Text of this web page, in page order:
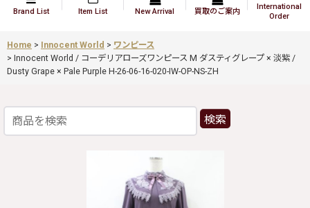
Brand List Item List New Arrival 買取のご案内
International
Order
Home > Innocent World > ワンピース
> Innocent World / コーデリアローズワンピース M ダスティグレープ × 淡紫 /
Dusty Grape × Pale Purple H-26-06-16-020-IW-OP-NS-ZH
検索